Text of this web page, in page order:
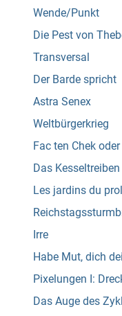
Wende/Punkt
Die Pest von
Transversal
Der Barde spricht
Astra Senex
Weltbürgerkrieg
Fac ten Chek
Das
Les jardins du
Irre
Habe Mut, dich
Pixelungen I:
Das Auge des